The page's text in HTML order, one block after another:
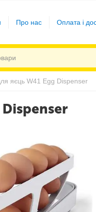
Про нас Оплата і
яєць W41 Egg Dispenser